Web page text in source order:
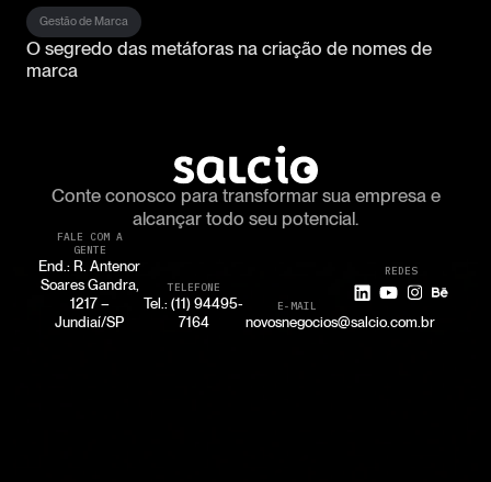
Gestão de Marca
O segredo das metáforas na criação de nomes de
marca
Conte conosco para transformar sua empresa e
alcançar todo seu potencial.
FALE COM A
GENTE
End.: R. Antenor
Soares Gandra,
1217 –
Jundiaí/SP
TELEFONE
Tel.: (11) 94495-
7164
E-MAIL
novosnegocios@salcio.com.br
REDES